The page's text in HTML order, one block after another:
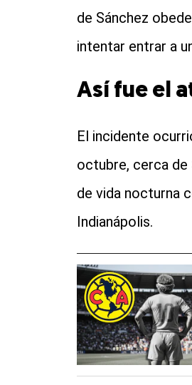
de Sánchez
intentar entrar a
Así fue el
El incidente
octubre, cerca de
de vida nocturna
Indianápolis.